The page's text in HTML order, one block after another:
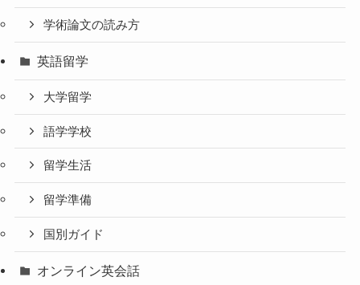
学術論文の読み方
英語留学
大学留学
語学学校
留学生活
留学準備
国別ガイド
オンライン英会話